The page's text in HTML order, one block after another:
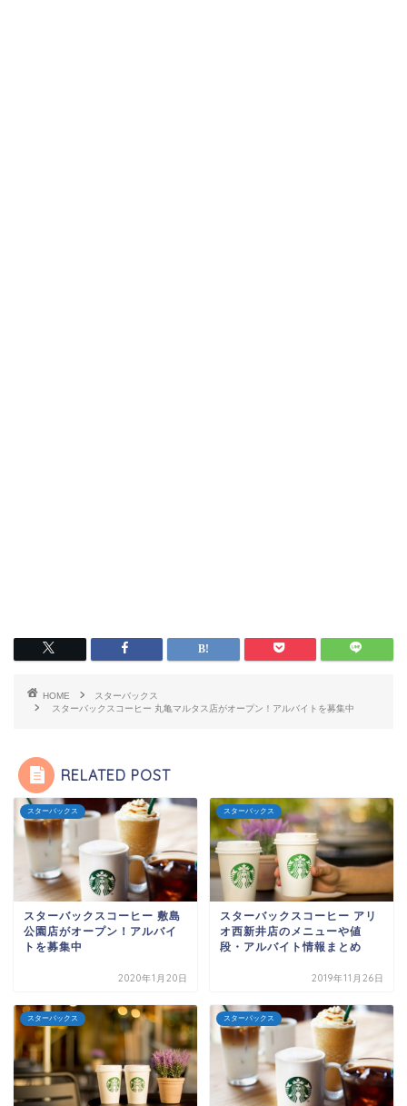
HOME
スターバックス
スターバックスコーヒー 丸亀マルタス店がオープン！アルバイトを募集中
RELATED POST
スターバックス
スターバックスコーヒー 敷島
公園店がオープン！アルバイ
トを募集中
2020年1月20日
スターバックス
スターバックスコーヒー アリ
オ西新井店のメニューや値
段・アルバイト情報まとめ
2019年11月26日
スターバックス スターバックス